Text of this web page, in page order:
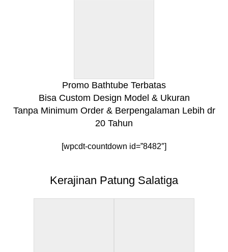
Promo Bathtube Terbatas
Bisa Custom Design Model & Ukuran
Tanpa Minimum Order & Berpengalaman Lebih dr
20 Tahun
[wpcdt-countdown id=”8482″]
Kerajinan Patung Salatiga